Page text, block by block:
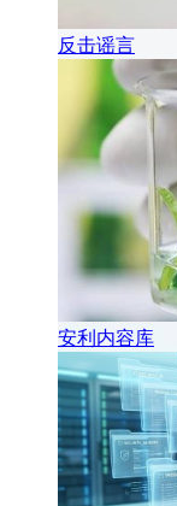
反击谣言
安利内容库